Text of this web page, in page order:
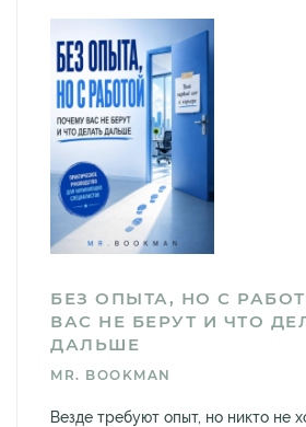
БЕЗ ОПЫТА, НО С
ВАС НЕ БЕРУТ И ЧТО
ДАЛЬШЕ
MR. BOOKMAN
Везде требуют опыт, но никто не